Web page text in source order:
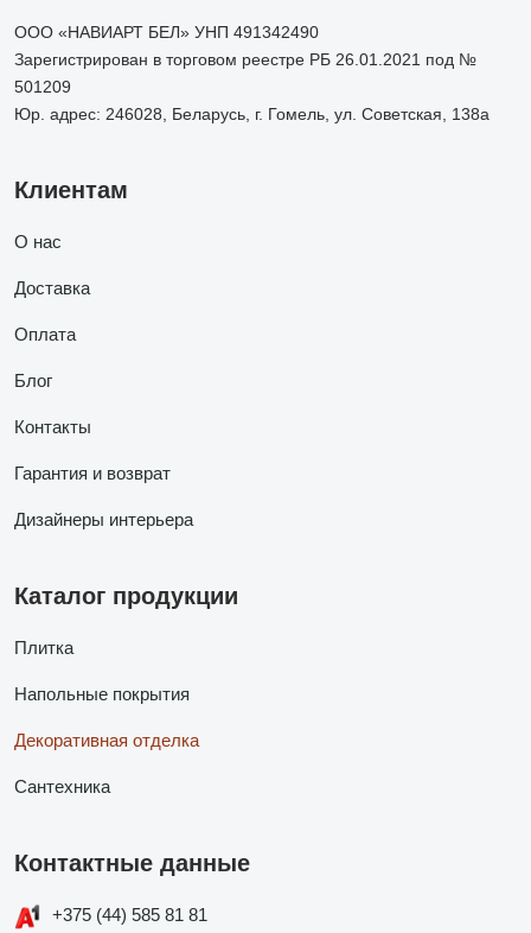
ООО «НАВИАРТ БЕЛ» УНП 491342490
Зарегистрирован в торговом реестре РБ 26.01.2021 под №
501209
Юр. адрес: 246028, Беларусь, г. Гомель, ул. Советская, 138а
Клиентам
О нас
Доставка
Оплата
Блог
Контакты
Гарантия и возврат
Дизайнеры интерьера
Каталог продукции
Плитка
Напольные покрытия
Декоративная отделка
Сантехника
Контактные данные
+375 (44) 585 81 81